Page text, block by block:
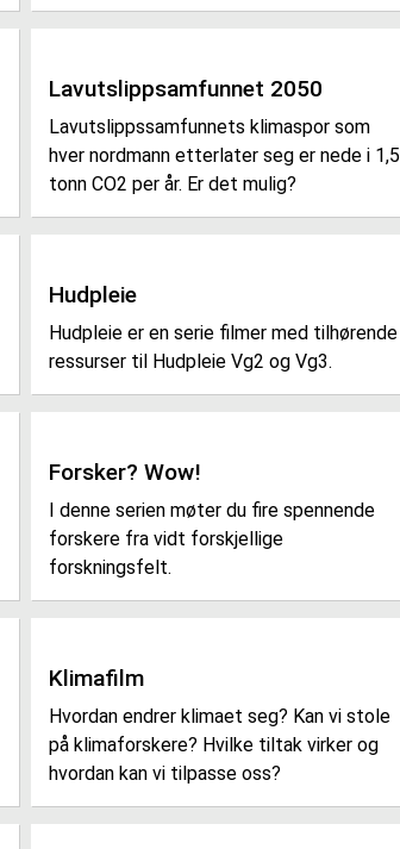
Lavutslippsamfunnet 2050
Lavutslippssamfunnets klimaspor som
hver nordmann etterlater seg er nede i 1,5
tonn CO2 per år. Er det mulig?
Hudpleie
Hudpleie er en serie filmer med tilhørende
ressurser til Hudpleie Vg2 og Vg3.
Forsker? Wow!
I denne serien møter du fire spennende
forskere fra vidt forskjellige
forskningsfelt.
Klimafilm
Hvordan endrer klimaet seg? Kan vi stole
på klimaforskere? Hvilke tiltak virker og
hvordan kan vi tilpasse oss?